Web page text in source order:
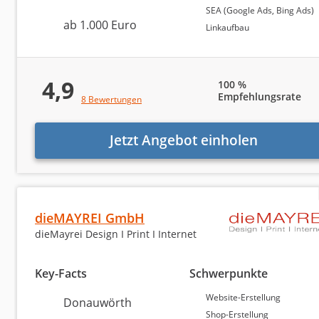
WordPress
Content-Marketing
Print-Medien
Diese Auswertung richtet sich an Unternehmen, die
Auswahl unterstützen. Im deutschsprachigen Raum
Deutschlands
Ergänzend analysieren wir die Qualität der Anbieter
ab 1.000 Euro
SEA (Google Ads, Bing Ads)
Linkaufbau
4,9 8 Bewertungen
100 %
Empfehlungsrate
Jetzt Angebot einholen
dieMAYREI GmbH
dieMayrei Design I Print I Internet
Key-Facts
Donauwörth
Schwerpunkte
Website-Erstellung
Shop-Erstellung